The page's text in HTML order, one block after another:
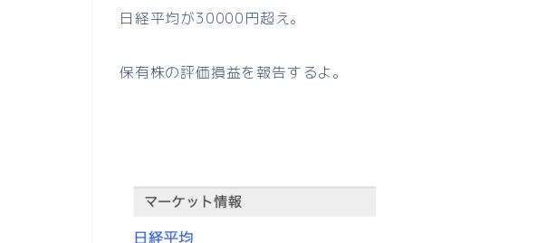
日経平均が30000円超え。
保有株の評価損益を報告するよ。